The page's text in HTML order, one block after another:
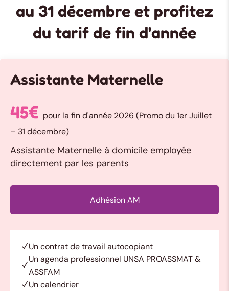
au 31 décembre et profitez
du tarif de fin d'année
Assistante Maternelle
45€ pour la fin d'année 2026 (Promo du 1er Juillet
– 31 décembre)
Assistante Maternelle à domicile employée
directement par les parents
Un contrat de travail autocopiant
Un agenda professionnel UNSA PROASSMAT &
ASSFAM
Un calendrier
Adhésion AM